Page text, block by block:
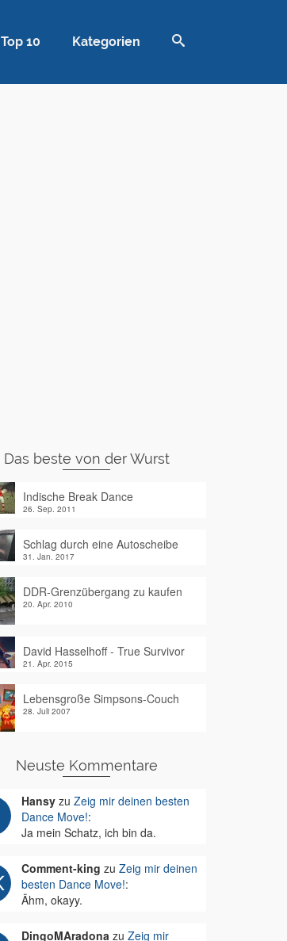
Top 10 Kategorien
Das beste von der Wurst
Indische Break Dance
26. Sep. 2011
Schlag durch eine Autoscheibe
31. Jan. 2017
DDR-Grenzübergang zu kaufen
20. Apr. 2010
David Hasselhoff - True Survivor
21. Apr. 2015
Lebensgroße Simpsons-Couch
28. Juli 2007
Neuste Kommentare
Hansyzu Zeig mir deinen besten
Dance Move!:
Ja mein Schatz, ich bin da.
Comment-king zu Zeig mir deinen
besten Dance Move!:
Ähm, okayy.
DingoMAradonazu Zeig mir